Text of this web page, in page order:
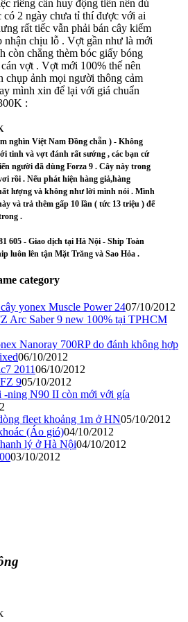
riêng cần huy động tiền nên dù
có 2 ngày chưa tỉ thí được với ai
rất tiếc vẫn phải bán cây kiếm
nhận chịu lỗ . Vợt gần như là mới
còn chẳng thèm bóc giấy bóng
vợt . Vợt mới 100% thế nên
chụp ảnh mọi người thông cảm
mình xin để lại với giá chuẩn
:
nghìn Việt Nam Đồng chẵn ) - Không
tinh và vợt đánh rất sướng , các bạn cứ
người đã dùng Forza 9 . Cây này trong
rồi . Nếu phát hiện hàng giả,hàng
lượng và không như lời mình nói . Mình
và trả thêm gấp 10 lần ( tức 13 triệu ) để
.
605 - Giao dịch tại Hà Nội - Ship Toàn
luôn lên tận Mặt Trăng và Sao Hỏa .
category
yonex Muscle Power 2407/10/2012
Arc Saber 9 new 100% tại TPHCM
Nanoray 700RP do đánh không hợp
06/10/2012
201106/10/2012
905/10/2012
-ning N90 II còn mới với gía
fleet khoảng 1m ở HN05/10/2012
(Áo gió)04/10/2012
lý ở Hà Nội04/10/2012
03/10/2012